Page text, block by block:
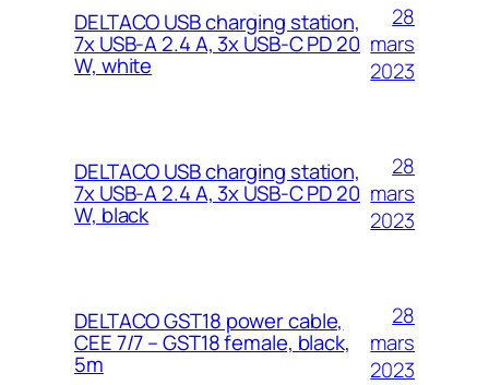
DELTACO USB charging station,
7x USB-A 2.4 A, 3x USB-C PD 20
W, white
28
mars
2023
DELTACO USB charging station,
7x USB-A 2.4 A, 3x USB-C PD 20
W, black
28
mars
2023
DELTACO GST18 power cable,
CEE 7/7 – GST18 female, black,
5m
28
mars
2023